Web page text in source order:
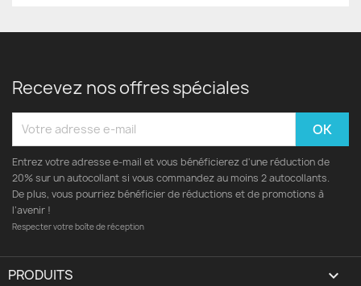
Recevez nos offres spéciales
Entrez votre adresse e-mail et vous bénéficierez d'une réduction de
20% sur un autocollant si vous commandez au moins 2 autocollants.
De plus, vous pourriez bénéficier de réductions et de promotions à
l’avenir !
Respecter votre boîte de réception
PRODUITS 